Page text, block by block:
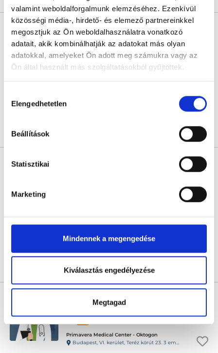
valamint weboldalforgalmunk elemzéséhez. Ezenkívül
közösségi média-, hirdető- és elemező partnereinkkel
megosztjuk az Ön weboldalhasználatra vonatkozó
adatait, akik kombinálhatják az adatokat más olyan
adatokkal, amelyeket Ön adott meg számukra vagy az
Ön által használt más szolgáltatásokból gyűjtöttek.
szabályzat:https://foglaljorvost.hu/info/foglaljorvost-
kiválasztása
Elengedhetetlen
Beállítások
Statisztikai
Marketing
Mindennek a megengedése
Kiválasztás engedélyezése
Megtagad
Dr. Keszthelyi Márton PhD
Nőgyógyász
Primavera Medical Center - Oktogon
Budapest, VI. kerület, Teréz körút 23. 3 em. 11. ajtó
Árlista Profil
Összes időpont
Nőgyógyász
Primavera Medical Center - Oktogon
Budapest, VI. kerület, Teréz körút 23. 3 em. 11. ajtó